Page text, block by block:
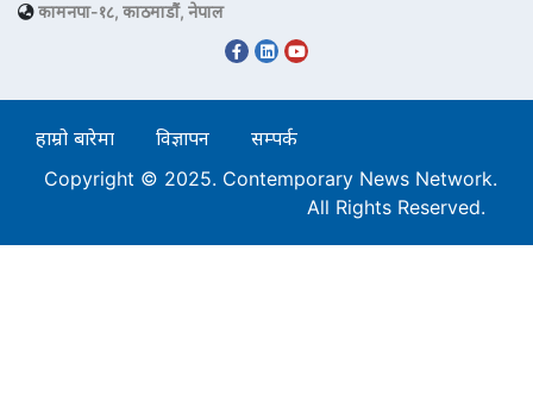
कामनपा-१८, काठमाडौं, नेपाल
हाम्रो बारेमा विज्ञापन
सम्पर्क
Copyright © 2025. Contemporary News Network.
All Rights Reserved.